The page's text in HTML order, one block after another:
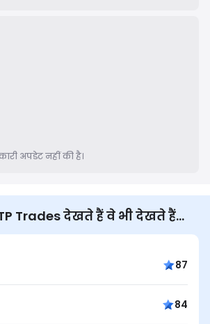
अपडेट नहीं की है।
Trades देखते हैं वे भी देखते हैं...
87
84